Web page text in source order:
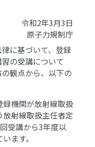
令和2年3月3日
原子力規制庁
に基づいて、登録
の受講について
観点から、以下の
録機関が放射線取扱
射線取扱主任者定
受講から3年度以
ます。